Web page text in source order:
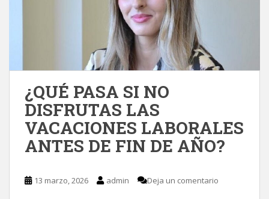
¿QUÉ PASA SI NO
DISFRUTAS LAS
VACACIONES LABORALES
ANTES DE FIN DE AÑO?
13 marzo, 2026 admin Deja un comentario